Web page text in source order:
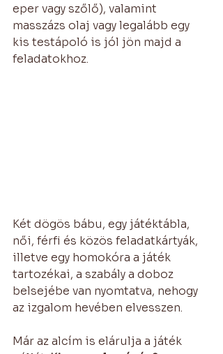
eper vagy szőlő), valamint
masszázs olaj vagy legalább egy
kis testápoló is jól jön majd a
feladatokhoz.
Két dögös bábu, egy játéktábla,
női, férfi és közös feladatkártyák,
illetve egy homokóra a játék
tartozékai, a szabály a doboz
belsejébe van nyomtatva, nehogy
az izgalom hevében elvesszen.
Már az alcím is elárulja a játék